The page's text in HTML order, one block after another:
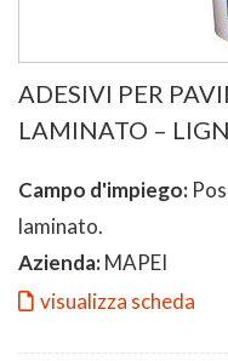
ADESIVI PER
LAMINATO –
Campo d'impiego:
laminato.
Azienda:MAPEI
visualizza scheda